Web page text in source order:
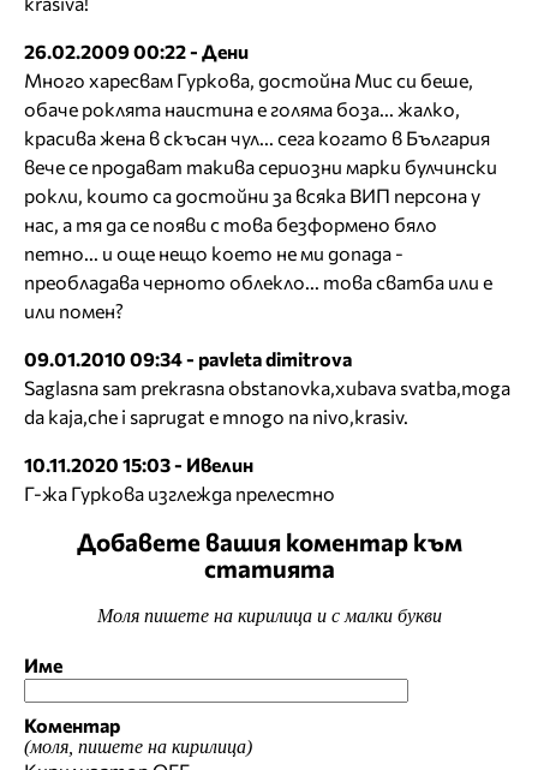
26.02.2009 00:22 - Дени
Много харесвам Гуркова, достойна Мис си беше,
обаче роклята наистина е голяма боза... жалко,
красива жена в скъсан чул... сега когато в България
вече се продават такива сериозни марки булчински
рокли, които са достойни за всяка ВИП персона у
нас, а тя да се появи с това безформено бяло
петно... и още нещо което не ми допада -
преобладава черното облекло... това сватба или е
или помен?
09.01.2010 09:34 - pavleta dimitrova
Saglasna sam prekrasna obstanovka,xubava svatba,moga
da kaja,che i saprugat e mnogo na nivo,krasiv.
10.11.2020 15:03 - Ивелин
Г-жа Гуркова изглежда прелестно
Добавете вашия коментар към
статията
Моля пишете на кирилица и с малки букви
Име
Коментар
(моля, пишете на кирилица)